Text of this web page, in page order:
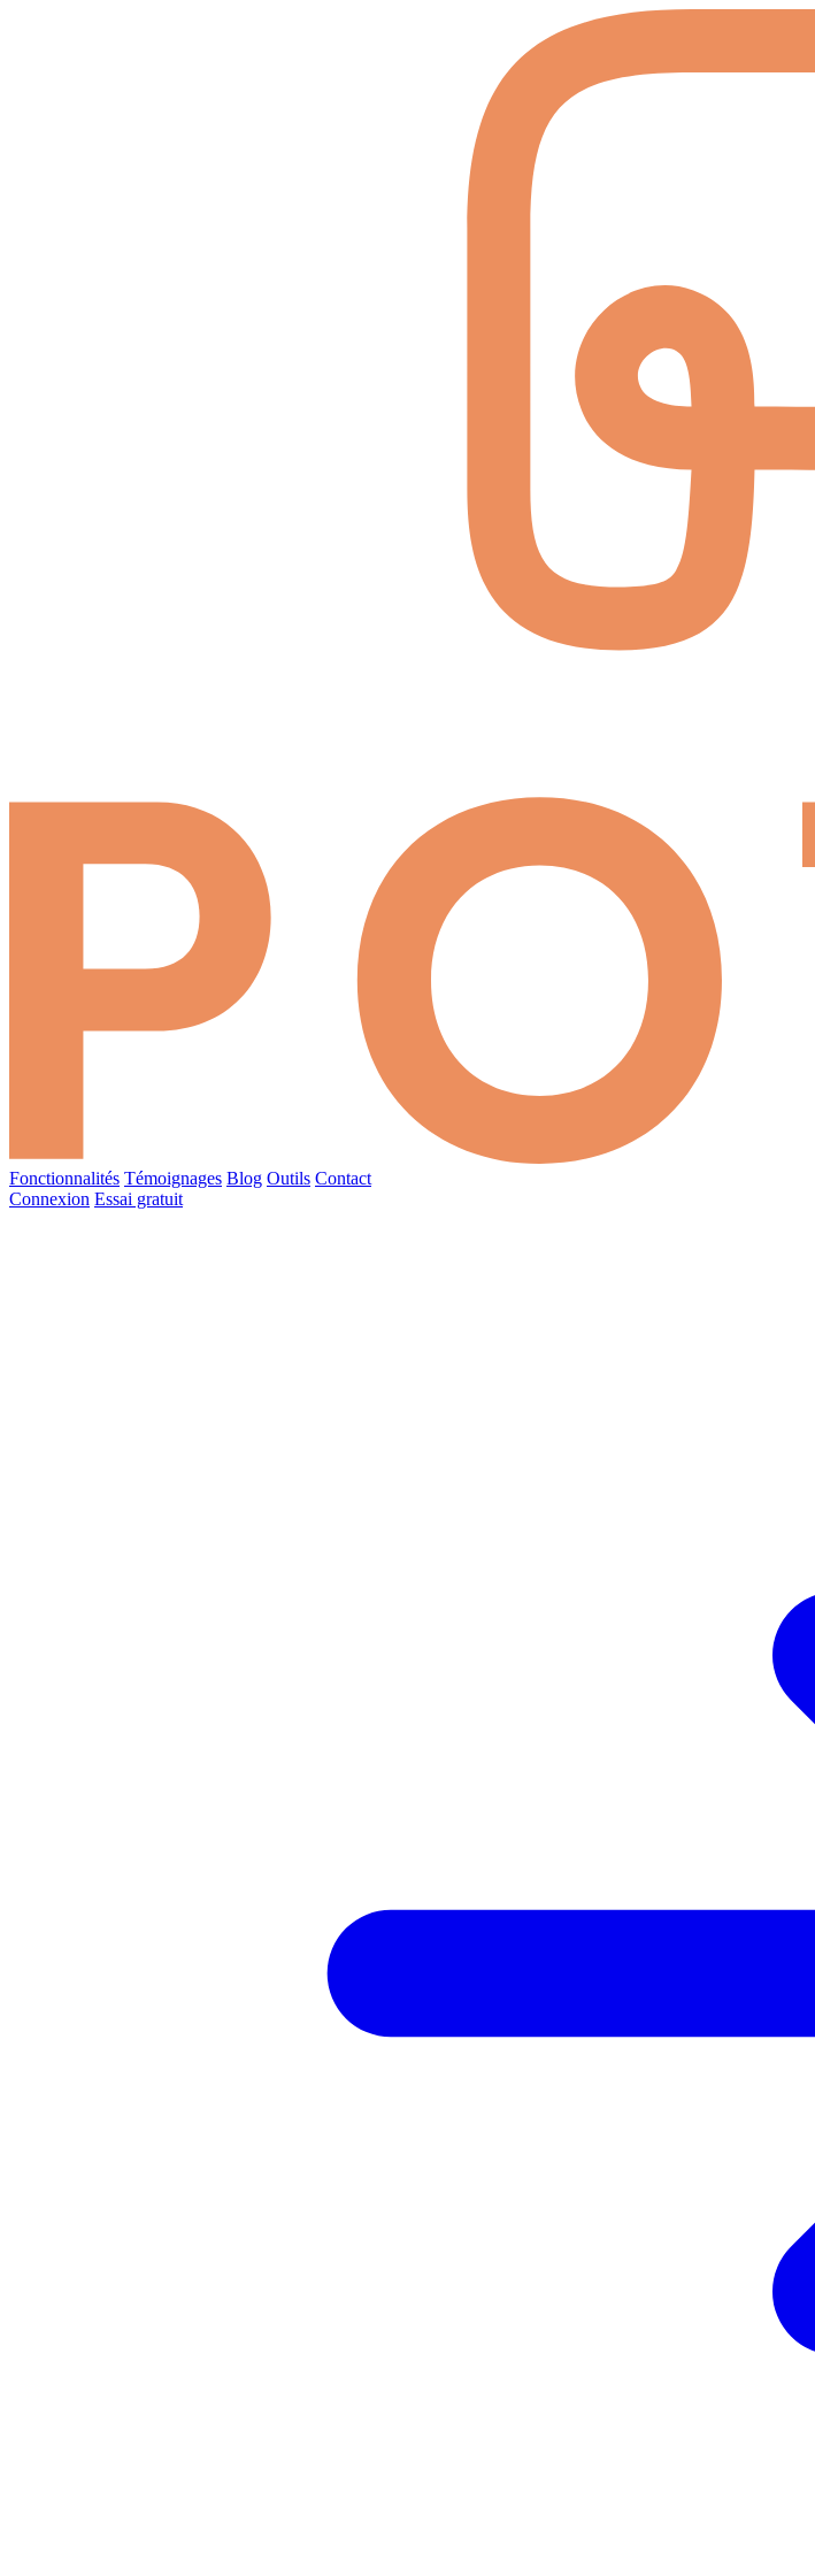
Fonctionnalités Témoignages Blog Outils Contact
Connexion Essai gratuit